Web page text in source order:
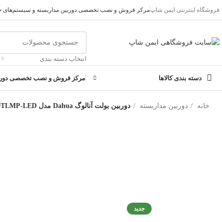
فروشگاه اینترنتی ایمن شاپمرکز فروش و نصب تخصصی دوربین مداربسته و سیستم‌های
انتخاب دسته بندی
دسته بندی کالاها مرکز فروش و نصب تخصصی
خانه دوربین مداربسته دوربین بولت آنالوگ Dahua مدل 1509TLMP-LED کیفیت 5MP با نور سفید
جدید
تمامی تخفیفات و قیمت های ایمن شاپ به روز می باشد وبا